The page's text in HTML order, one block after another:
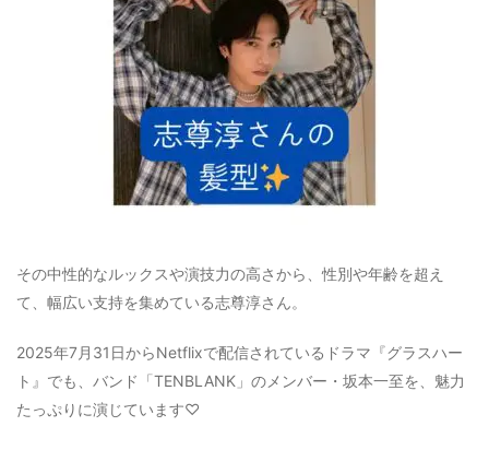
その中性的なルックスや演技力の高さから、性別や年齢を超え
て、幅広い支持を集めている志尊淳さん。
2025年7月31日からNetflixで配信されているドラマ『グラスハー
ト』でも、バンド「TENBLANK」のメンバー・坂本一至を、魅力
たっぷりに演じています♡